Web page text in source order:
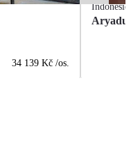
34 139 Kč /os.
Indonésie